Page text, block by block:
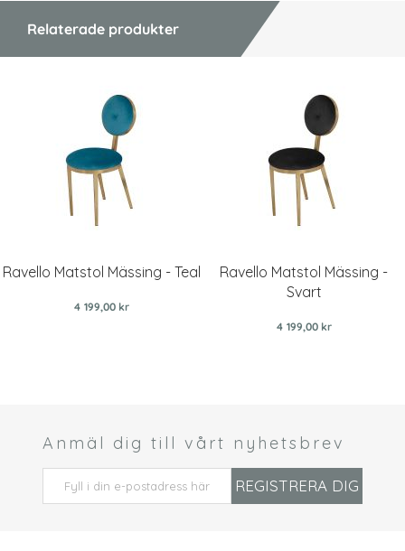
Relaterade produkter
Ravello Matstol Mässing - Teal
4 199,00 kr
Ravello Matstol Mässing -
Svart
4 199,00 kr
Anmäl dig till vårt nyhetsbrev
REGISTRERA DIG